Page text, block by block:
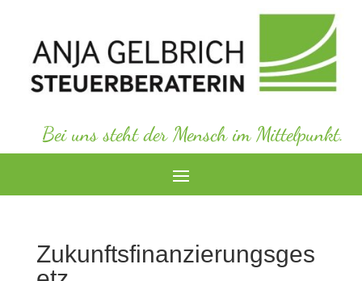
Bei uns steht der Mensch im Mittelpunkt.
Zukunftsfinanzierungsges